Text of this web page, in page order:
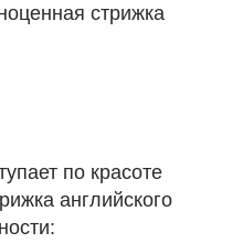
стрижка
по красоте
английского